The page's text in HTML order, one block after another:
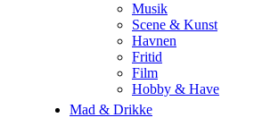
Musik
Scene & Kunst
Havnen
Fritid
Film
Hobby & Have
Mad & Drikke